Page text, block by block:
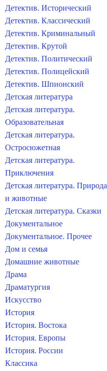
Детектив. Исторический
Детектив. Классический
Детектив. Криминальный
Детектив. Крутой
Детектив. Политический
Детектив. Полицейский
Детектив. Шпионский
Детская литература
Детская литература.
Образовательная
Детская литература.
Остросюжетная
Детская литература.
Приключения
Детская литература. Природа
и животные
Детская литература. Сказки
Документальное
Документальное. Прочее
Дом и семья
Домашние животные
Драма
Драматургия
Искусство
История
История. Востока
История. Европы
История. России
Классика